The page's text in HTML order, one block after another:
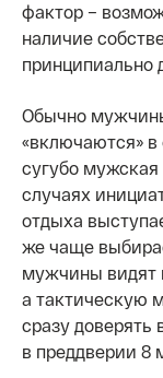
фактор –
наличие
принципиально
Обычно
«включаются» в
сугубо мужская
случаях
отдыха
же чаще
мужчины видят
а тактическую
сразу
в преддверии 8